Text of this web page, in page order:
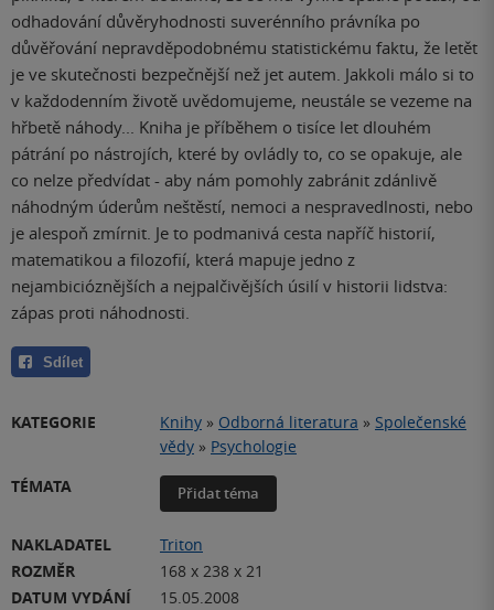
odhadování důvěryhodnosti suverénního právníka po
důvěřování nepravděpodobnému statistickému faktu, že letět
je ve skutečnosti bezpečnější než jet autem. Jakkoli málo si to
v každodenním životě uvědomujeme, neustále se vezeme na
hřbetě náhody... Kniha je příběhem o tisíce let dlouhém
pátrání po nástrojích, které by ovládly to, co se opakuje, ale
co nelze předvídat - aby nám pomohly zabránit zdánlivě
náhodným úderům neštěstí, nemoci a nespravedlnosti, nebo
je alespoň zmírnit. Je to podmanivá cesta napříč historií,
matematikou a filozofií, která mapuje jedno z
nejambicióznějších a nejpalčivějších úsilí v historii lidstva:
zápas proti náhodnosti.
Sdílet
KATEGORIE Knihy » Odborná literatura » Společenské
vědy » Psychologie
TÉMATA
Přidat téma
NAKLADATEL
Triton
ROZMĚR
168 x 238 x 21
DATUM VYDÁNÍ
15.05.2008